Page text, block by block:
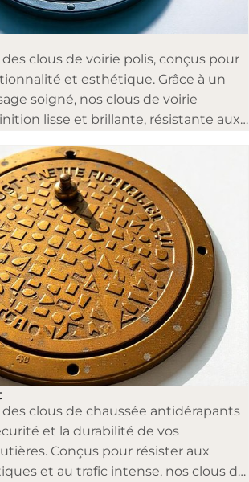
clous de voirie polis, conçus pour
et esthétique. Grâce à un
soigné, nos clous de voirie
lisse et brillante, résistante aux
clous de chaussée antidérapants
et la durabilité de vos
Conçus pour résister aux
et au trafic intense, nos clous de